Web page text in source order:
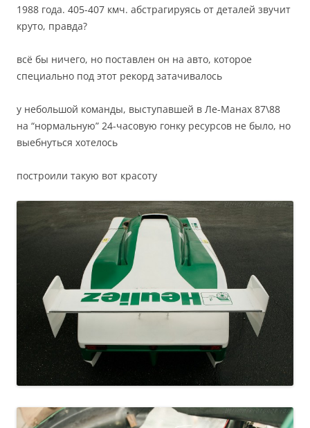
1988 года. 405-407 кмч. абстрагируясь от деталей звучит
круто, правда?
всё бы ничего, но поставлен он на авто, которое
специально под этот рекорд затачивалось
у небольшой команды, выступавшей в Ле-Манах 87\88
на “нормальную” 24-часовую гонку ресурсов не было, но
выебнуться хотелось
построили такую вот красоту